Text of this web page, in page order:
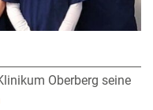
Oberberg seine